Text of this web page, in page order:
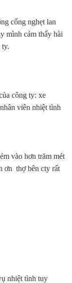
cống nghẹt lan
mình cảm thấy hài
ty.
công ty: xe
viên nhiệt tình
vào hơn trăm mét
ơn thợ bên cty rất
nhiệt tình tuy